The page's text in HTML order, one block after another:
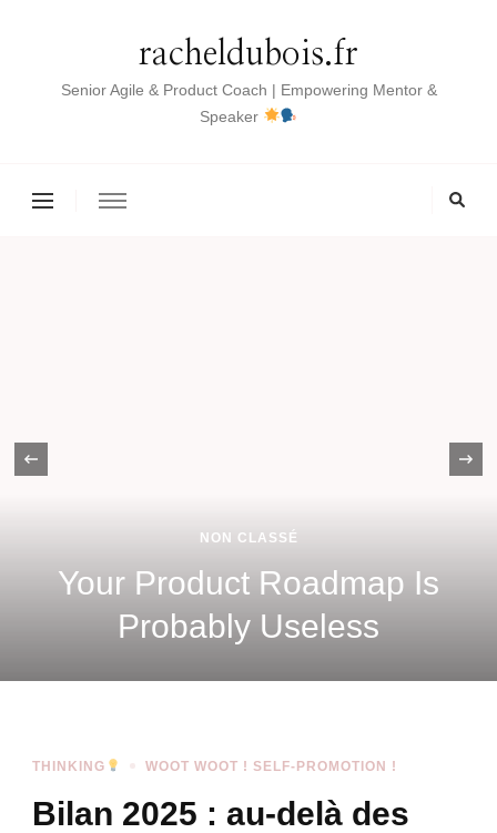
racheldubois.fr
Senior Agile & Product Coach | Empowering Mentor &
Speaker
SCALING THINKING
Quand le modèle d’exploitation
devient le vrai sujet stratégique
THINKING WOOT WOOT ! SELF-PROMOTION !
Bilan 2025 : au-delà des